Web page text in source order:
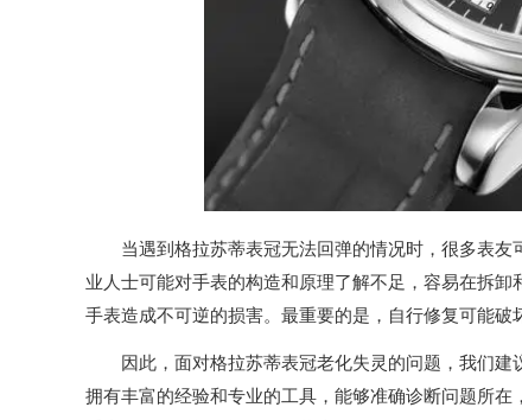
当遇到格拉苏蒂表冠无法回弹的情况时，很多表友
业人士可能对手表的构造和原理了解不足，容易在拆
手表造成不可逆的损害。最重要的是，自行修复可能破
因此，面对格拉苏蒂表冠老化失灵的问题，我们建
拥有丰富的经验和专业的工具，能够准确诊断问题所